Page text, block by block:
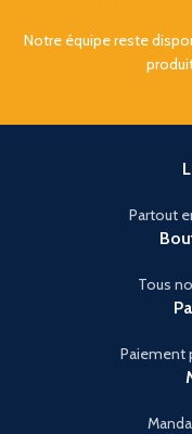
Notre équipe reste
Partout
Tous
Paiement